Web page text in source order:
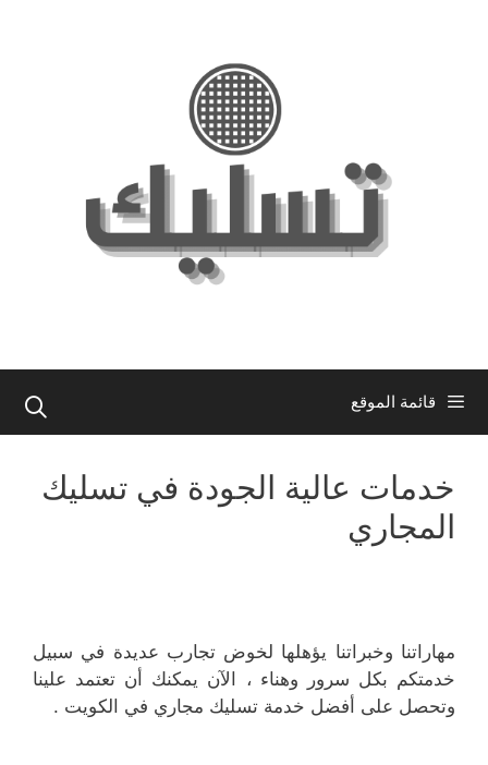
قائمة الموقع
خدمات عالية الجودة في تسليك
المجاري
مهاراتنا وخبراتنا يؤهلها لخوض تجارب عديدة في سبيل
خدمتكم بكل سرور وهناء ، الآن يمكنك أن تعتمد علينا
وتحصل على أفضل خدمة تسليك مجاري في الكويت .